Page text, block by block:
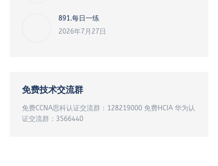
891.每日一练
2026年7月27日
免费技术交流群
免费CCNA思科认证交流群：128219000 免费HCIA 华为认
证交流群：3566440